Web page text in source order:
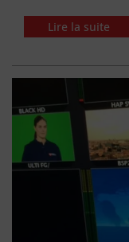
Lire la suite